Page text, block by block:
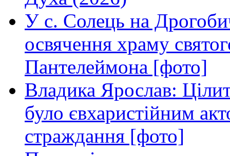
У с. Солець на
освячення храму
Пантелеймона [фото]
Владика Ярослав:
було євхаристійним
страждання [фото]